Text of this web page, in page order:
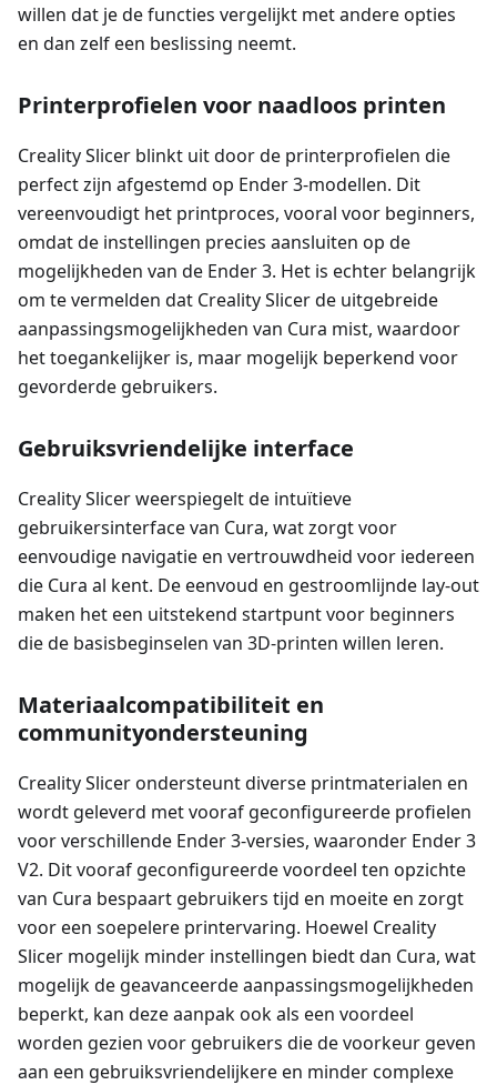
willen dat je de functies vergelijkt met andere opties
en dan zelf een beslissing neemt.
Printerprofielen voor naadloos printen
Creality Slicer blinkt uit door de printerprofielen die
perfect zijn afgestemd op Ender 3-modellen. Dit
vereenvoudigt het printproces, vooral voor beginners,
omdat de instellingen precies aansluiten op de
mogelijkheden van de Ender 3. Het is echter belangrijk
om te vermelden dat Creality Slicer de uitgebreide
aanpassingsmogelijkheden van Cura mist, waardoor
het toegankelijker is, maar mogelijk beperkend voor
gevorderde gebruikers.
Gebruiksvriendelijke interface
Creality Slicer weerspiegelt de intuïtieve
gebruikersinterface van Cura, wat zorgt voor
eenvoudige navigatie en vertrouwdheid voor iedereen
die Cura al kent. De eenvoud en gestroomlijnde lay-out
maken het een uitstekend startpunt voor beginners
die de basisbeginselen van 3D-printen willen leren.
Materiaalcompatibiliteit en
communityondersteuning
Creality Slicer ondersteunt diverse printmaterialen en
wordt geleverd met vooraf geconfigureerde profielen
voor verschillende Ender 3-versies, waaronder Ender 3
V2. Dit vooraf geconfigureerde voordeel ten opzichte
van Cura bespaart gebruikers tijd en moeite en zorgt
voor een soepelere printervaring. Hoewel Creality
Slicer mogelijk minder instellingen biedt dan Cura, wat
mogelijk de geavanceerde aanpassingsmogelijkheden
beperkt, kan deze aanpak ook als een voordeel
worden gezien voor gebruikers die de voorkeur geven
aan een gebruiksvriendelijkere en minder complexe